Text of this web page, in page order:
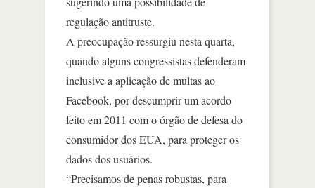
regulação antitruste.
A preocupação ressurgiu nesta quarta,
quando alguns congressistas defenderam
inclusive a aplicação de multas ao
Facebook, por descumprir um acordo
feito em 2011 com o órgão de defesa do
consumidor dos EUA, para proteger os
dados dos usuários.
“Precisamos de penas robustas, para